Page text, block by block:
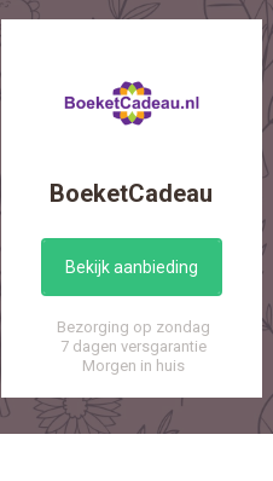
BoeketCadeau
Bekijk aanbieding
Bezorging op zondag
7 dagen versgarantie
Morgen in huis